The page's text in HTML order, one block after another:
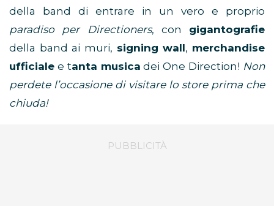
della band di entrare in un vero e proprio
paradiso per Directioners, con gigantografie
della band ai muri, signing wall, merchandise
ufficiale e tanta musica dei One Direction! Non
perdete l’occasione di visitare lo store prima che
chiuda!